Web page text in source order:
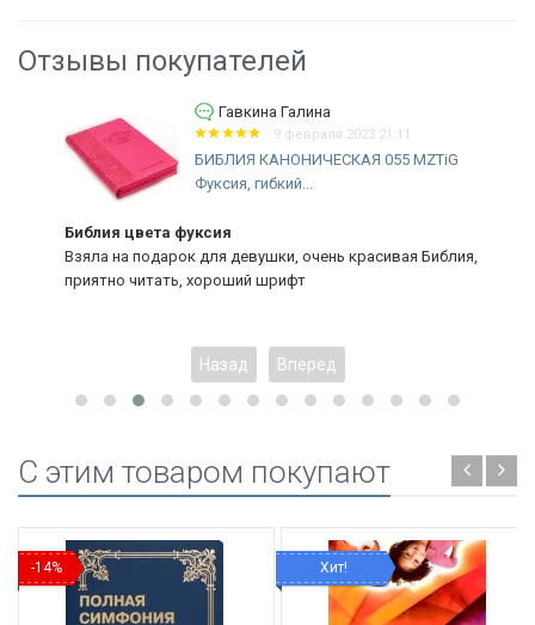
Отзывы покупателей
Гавкина Галина
9 февраля 2023 21:11
БИБЛИЯ КАНОНИЧЕСКАЯ 055 MZTiG
Фуксия, гибкий...
Библия цвета фуксия
Взяла на подарок для девушки, очень красивая Библия,
приятно читать, хороший шрифт
Назад Вперед
C этим товаром покупают
-14% Хит!